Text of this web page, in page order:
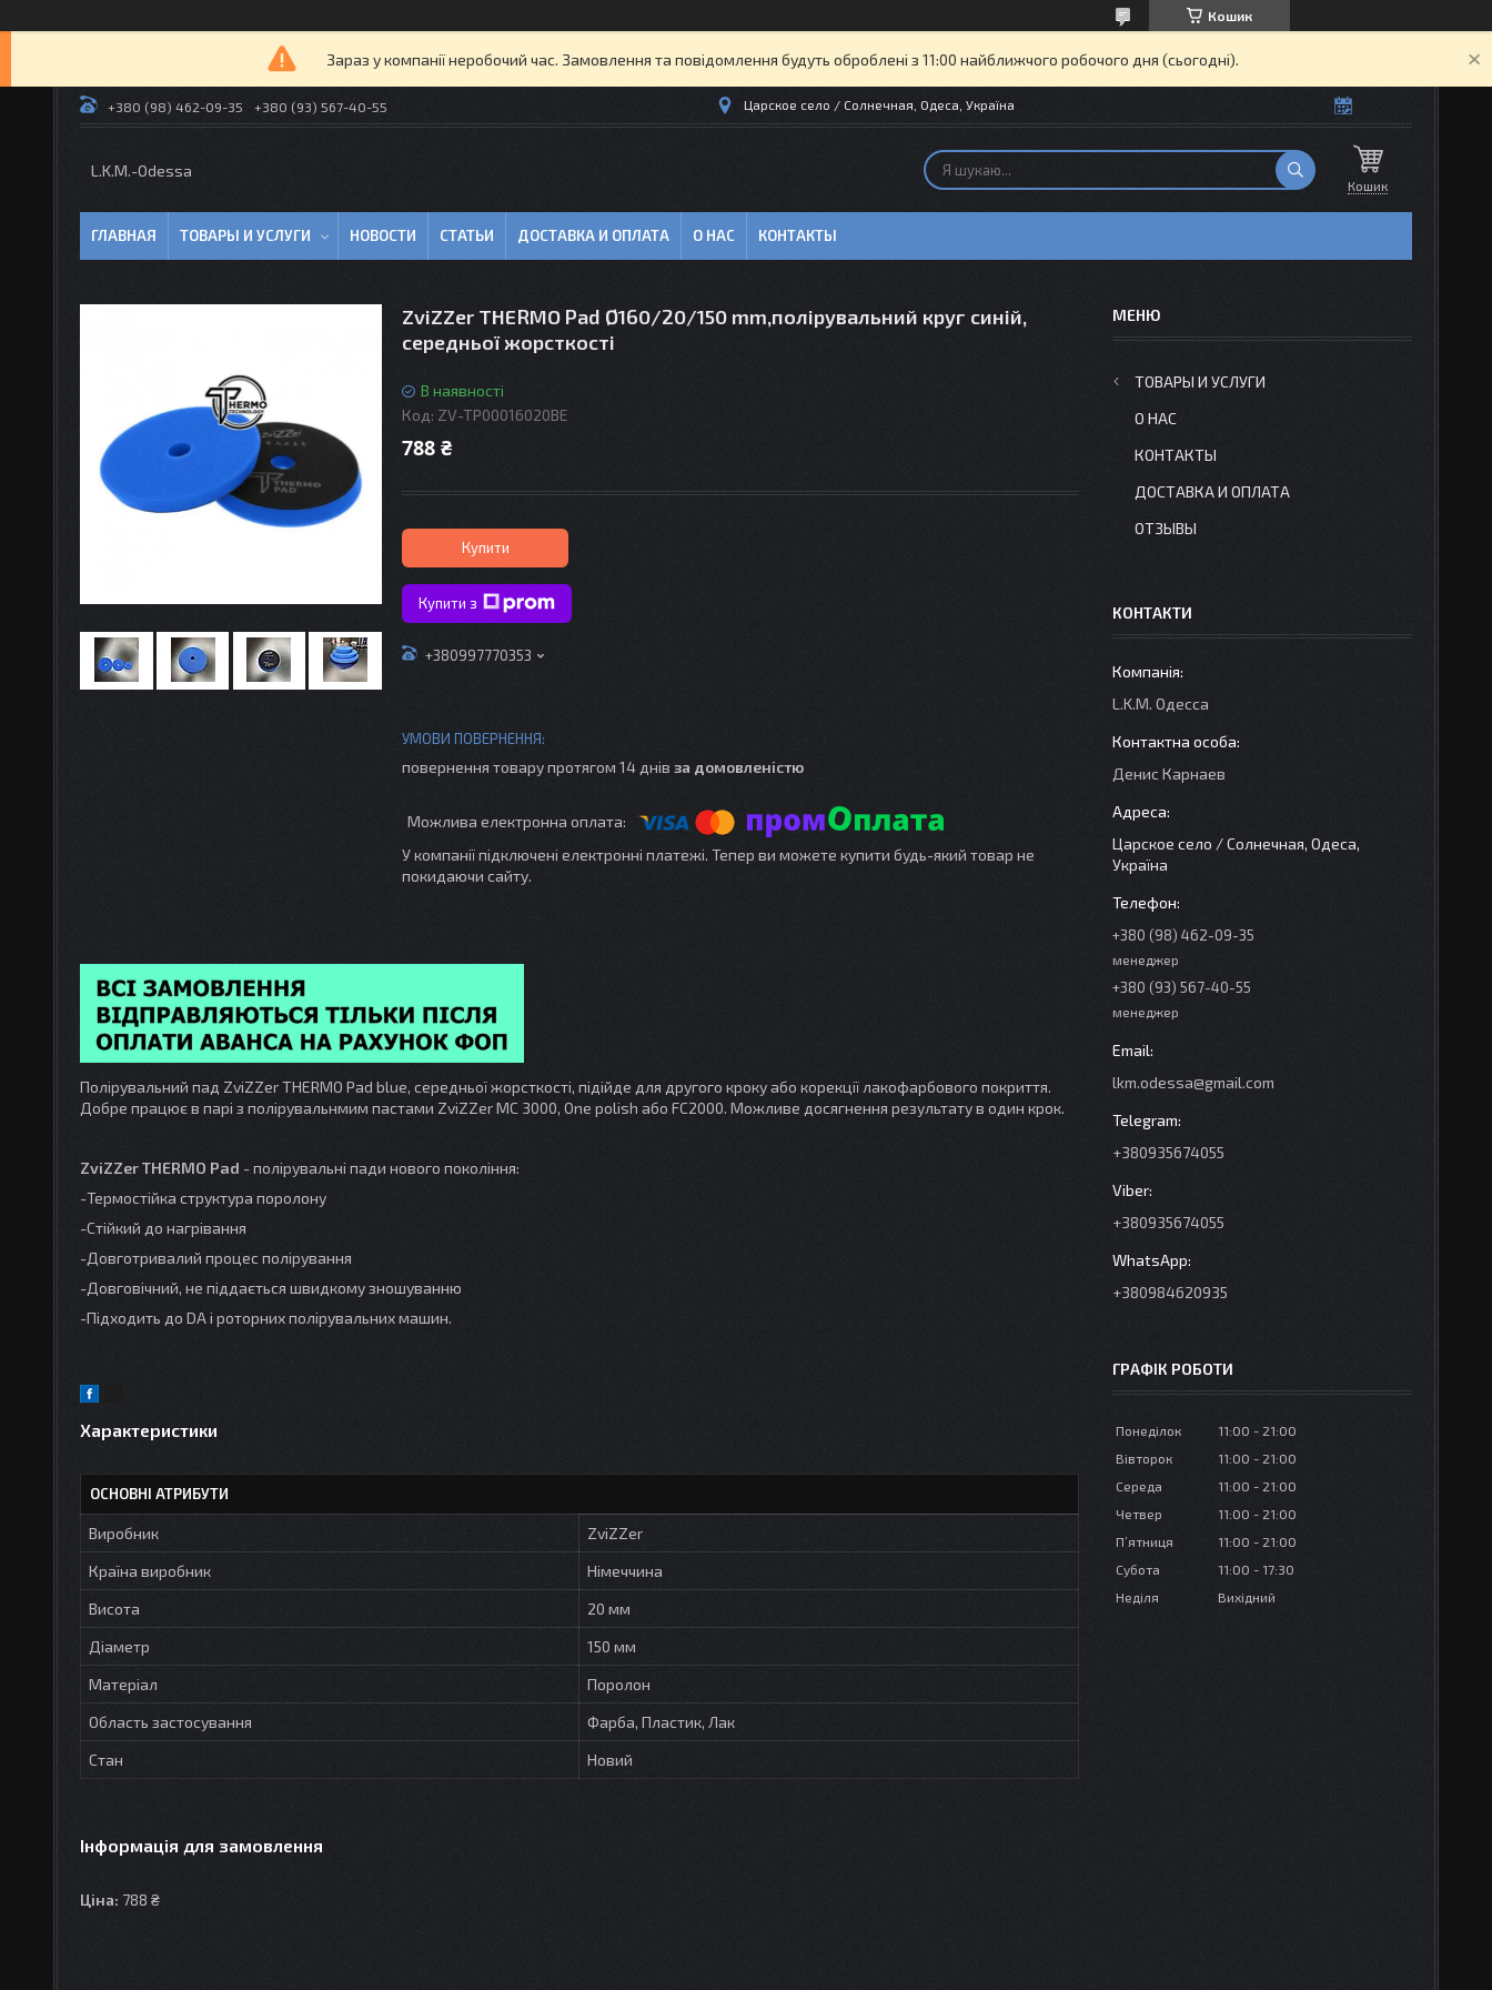
Кошик
Зараз у компанії неробочий час. Замовлення та повідомлення будуть оброблені з 11:00 найближчого робочого дня (сьогодні).
+380 (98) 462-09-35 +380 (93) 567-40-55 Царское село / Солнечная, Одеса, Україна
L.K.M.-Odessa
Кошик
ГЛАВНАЯ ТОВАРЫ И УСЛУГИ НОВОСТИ СТАТЬИ ДОСТАВКА И ОПЛАТА О НАС КОНТАКТЫ
ZviZZer THERMO Pad Ø160/20/150 mm,полірувальний круг синій,
середньої жорсткості
В наявності
Код: ZV-TP00016020BE
788 ₴
Купити
Купити з
+380997770353
повернення товару протягом 14 днів за домовленістю
У компанії підключені електронні платежі. Тепер ви можете купити будь-який товар не
покидаючи сайту.
Полірувальний пад ZviZZer THERMO Pad blue, середньої жорсткості, підійде для другого кроку або корекції лакофарбового покриття.
Добре працює в парі з полірувальнмим пастами ZviZZer МС 3000, One polish або FC2000. Можливе досягнення результату в один крок.
ZviZZer THERMO Pad - полірувальні пади нового покоління:
-Термостійка структура поролону
-Стійкий до нагрівання
-Довготривалий процес полірування
-Довговічний, не піддається швидкому зношуванню
-Підходить до DA і роторних полірувальних машин.
Характеристики
ОСНОВНІ АТРИБУТИ
Виробник
ZviZZer
Країна виробник
Німеччина
Висота
20 мм
Діаметр
150 мм
Матеріал
Поролон
Область застосування
Фарба, Пластик, Лак
Стан
Новий
Інформація для замовлення
Ціна: 788 ₴
ТОВАРЫ И УСЛУГИ
О НАС
КОНТАКТЫ
ДОСТАВКА И ОПЛАТА
ОТЗЫВЫ
КОНТАКТИ
L.K.M. Одесса
Денис Карнаев
Царское село / Солнечная, Одеса,
Україна
+380 (98) 462-09-35
менеджер
+380 (93) 567-40-55
менеджер
lkm.odessa@gmail.com
+380935674055
+380935674055
+380984620935
ГРАФІК РОБОТИ
Понеділок 11:00
21:00
Вівторок
11:00
21:00
Середа
11:00
21:00
Четвер
11:00
21:00
Пʼятниця
11:00
21:00
Субота
11:00
17:30
Неділя
Вихідний